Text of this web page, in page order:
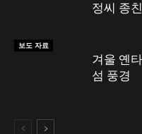
정씨 종
보도 자료
겨울 옌
섬 풍경